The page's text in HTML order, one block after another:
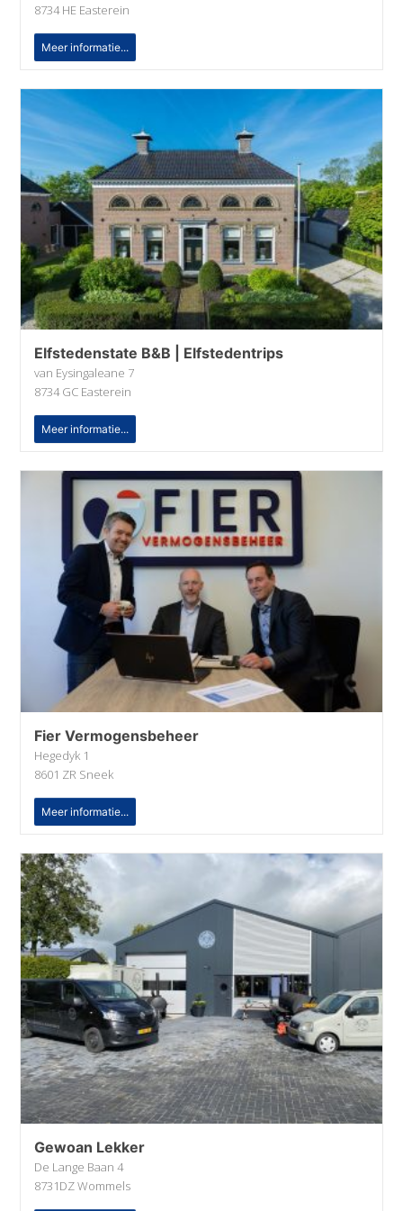
8734 HE Easterein
Meer informatie...
Elfstedenstate B&B | Elfstedentrips
van Eysingaleane 7
8734 GC Easterein
Meer informatie...
Fier Vermogensbeheer
Hegedyk 1
8601 ZR Sneek
Meer informatie...
Gewoan Lekker
De Lange Baan 4
8731DZ Wommels